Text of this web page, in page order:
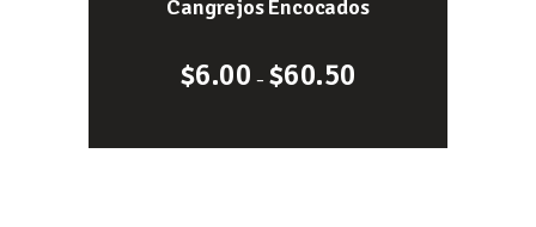
Cangrejos Encocados
$6.00 – $60.50